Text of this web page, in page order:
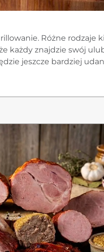
Różne rodzaje
każdy znajdzie swój
jeszcze bardziej